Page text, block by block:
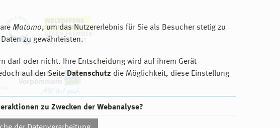
Matomo, um das Nutzererlebnis für Sie als Besucher stetig zu
zu gewährleisten.
darf oder nicht. Ihre Entscheidung wird auf ihrem Gerät
auf der Seite Datenschutz die Möglichkeit, diese Einstellung
zu Zwecken der Webanalyse?